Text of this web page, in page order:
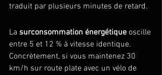
traduit par plusieurs minutes de retard.
La surconsommation énergétique oscille
entre 5 et 12 % à vitesse identique.
Concrètement, si vous maintenez 30
km/h sur route plate avec un vélo de